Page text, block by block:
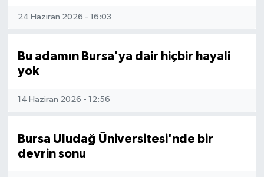
24 Haziran 2026 - 16:03
Bu adamın Bursa'ya dair hiçbir hayali
yok
14 Haziran 2026 - 12:56
Bursa Uludağ Üniversitesi'nde bir
devrin sonu